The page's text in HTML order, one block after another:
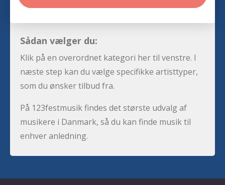
Sådan vælger du:
Klik på en overordnet kategori her til venstre. I
næste step kan du vælge specifikke artisttyper,
som du ønsker tilbud fra.
På 123festmusik findes det største udvalg af
musikere i Danmark, så du kan finde musik til
enhver anledning.